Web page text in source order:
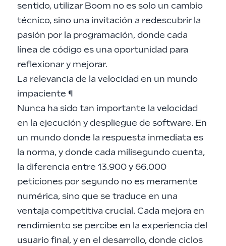
sentido, utilizar Boom no es solo un cambio
técnico, sino una invitación a redescubrir la
pasión por la programación, donde cada
línea de código es una oportunidad para
reflexionar y mejorar.
La relevancia de la velocidad en un mundo
impaciente ¶
Nunca ha sido tan importante la velocidad
en la ejecución y despliegue de software. En
un mundo donde la respuesta inmediata es
la norma, y donde cada milisegundo cuenta,
la diferencia entre 13.900 y 66.000
peticiones por segundo no es meramente
numérica, sino que se traduce en una
ventaja competitiva crucial. Cada mejora en
rendimiento se percibe en la experiencia del
usuario final, y en el desarrollo, donde ciclos